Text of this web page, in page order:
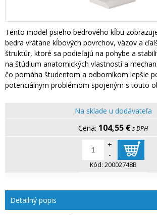
Tento model psieho bedrového kĺbu
bedra vrátane kĺbových povrchov, väzov a
štruktúr, ktoré sa podieľajú na pohybe a
na štúdium anatomických vlastností a
čo pomáha študentom a odborníkom lepšie
potenciálnym problémom spojeným s touto
Na sklade u dodávateľa
104,55 €s DPH
+
-
Kód: 20002748B
Detailný popis